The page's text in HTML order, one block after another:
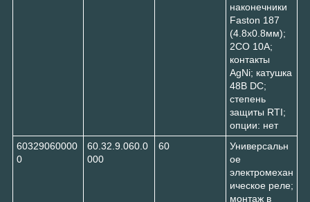
наконечники
Faston 187
(4.8х0.8мм);
2CO 10A;
контакты
AgNi; катушка
48В DC;
степень
защиты RTI;
опции: нет
60329060000
0
60.32.9.060.0
000
60
Универсальн
ое
электромехан
ическое реле;
монтаж в